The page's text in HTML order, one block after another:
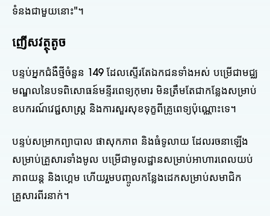
ទំនងជាមួយនោះ"។
ញើសវត្ថុតូច
បន្ទប់អ្នកជំងឺថ្មីចំនួន 149 ដែលស្ទើរតែឯកជនទាំងអស់ បម្រើជាមជ្ឈ
មណ្ឌលនៃបទពិសោធន៍មន្ទីរពេទ្យកុមារ មិនត្រឹមតែជាកន្លែងសម្រាប់
ឧបករណ៍វេជ្ជសាស្ត្រ និងការសួរសុខទុក្ខពីគ្រូពេទ្យប៉ុណ្ណោះទេ។
បន្ទប់សម្រាកព្យាបាល ផាសុកភាព និងធំទូលាយ ដែលរចនាឡើង
សម្រាប់គ្រួសារទាំងមូល បម្រើជាមូលដ្ឋានសម្រាប់អាហារពេលយប់
ភាពយន្ត និងហ្គេម ហើយរួមបញ្ចូលកន្លែងដេកសម្រាប់សមាជិក
គ្រួសារពីរនាក់។